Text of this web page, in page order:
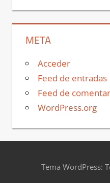
META
Acceder
Feed de entradas
Feed de
WordPress.org
Tema WordPress: